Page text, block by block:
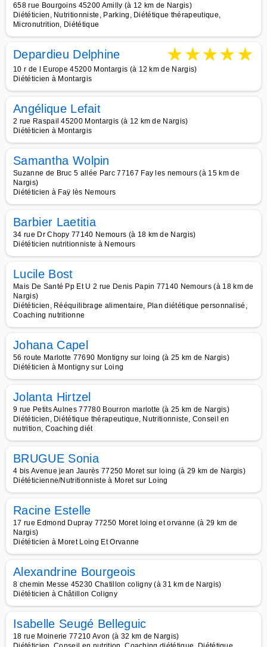
658 rue Bourgoins 45200 Amilly (à 12 km de Nargis)
Diététicien, Nutritionniste, Parking, Diététique thérapeutique,
Micronutrition, Diététique
Depardieu Delphine ★★★★★
10 r de l Europe 45200 Montargis (à 12 km de Nargis)
Diététicien à Montargis
Angélique Lefait
2 rue Raspail 45200 Montargis (à 12 km de Nargis)
Diététicien à Montargis
Samantha Wolpin
Suzanne de Bruc 5 allée Parc 77167 Fay les nemours (à 15 km de
Nargis)
Diététicien à Faÿ lès Nemours
Barbier Laetitia
34 rue Dr Chopy 77140 Nemours (à 18 km de Nargis)
Diététicien nutritionniste à Nemours
Lucile Bost
Mais De Santé Pp Et U 2 rue Denis Papin 77140 Nemours (à 18 km de
Nargis)
Diététicien, Rééquilibrage alimentaire, Plan diététique personnalisé,
Coaching nutritionne
Johana Capel
56 route Marlotte 77690 Montigny sur loing (à 25 km de Nargis)
Diététicien à Montigny sur Loing
Jolanta Hirtzel
9 rue Petits Aulnes 77780 Bourron marlotte (à 25 km de Nargis)
Diététicien, Diététique thérapeutique, Nutritionniste, Conseil en
nutrition, Coaching diét
BRUGUE Sonia
4 bis Avenue jean Jaurès 77250 Moret sur loing (à 29 km de Nargis)
Diététicienne/Nutritionniste à Moret sur Loing
Racine Estelle
17 rue Edmond Dupray 77250 Moret loing et orvanne (à 29 km de
Nargis)
Diététicien à Moret Loing Et Orvanne
Alexandrine Bourgeois
8 chemin Messe 45230 Chatillon coligny (à 31 km de Nargis)
Diététicien à Châtillon Coligny
Isabelle Seugé Belleguic
18 rue Moinerie 77210 Avon (à 32 km de Nargis)